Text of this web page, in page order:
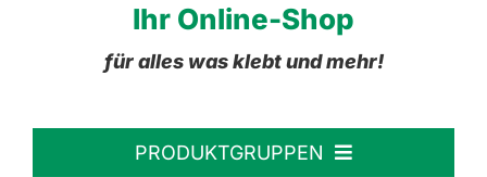
Ihr Online-Shop
für alles was klebt und mehr!
PRODUKTGRUPPEN